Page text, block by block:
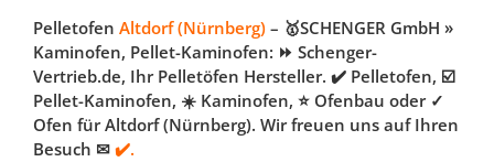
Pelletofen Altdorf (Nürnberg) – 🥇SCHENGER GmbH »
Kaminofen, Pellet-Kaminofen: ⏩ Schenger-
Vertrieb.de, Ihr Pelletöfen Hersteller. ✔️ Pelletofen, ☑️
Pellet-Kaminofen, ☀️ Kaminofen, ⭐ Ofenbau oder ✓
Ofen für Altdorf (Nürnberg). Wir freuen uns auf Ihren
Besuch ✉ ✔️.